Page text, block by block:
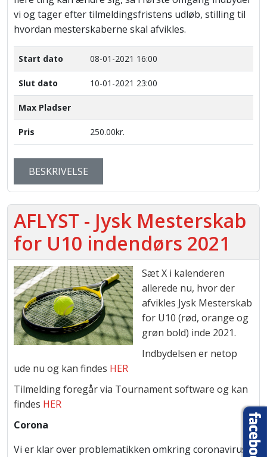
vi og tager efter tilmeldingsfristens udløb, stilling til
hvordan mesterskaberne skal afvikles.
Start dato 08-01-2021 16:00
Slut dato 10-01-2021 23:00
Max Pladser
Pris 250.00kr.
BESKRIVELSE
AFLYST - Jysk Mesterskab
for U10 indendørs 2021
Sæt X i kalenderen
allerede nu, hvor der
afvikles Jysk Mesterskab
for U10 (rød, orange og
grøn bold) inde 2021.
Indbydelsen er netop
ude nu og kan findes HER
Tilmelding foregår via Tournament software og kan
findes HER
Corona
Vi er klar over problematikken omkring coronavirus